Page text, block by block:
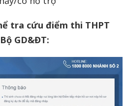
tra cứu điểm thi THPT
GD&ĐT: